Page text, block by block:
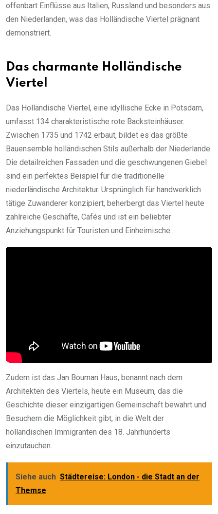
offenbart Einflüsse aus Italien, Russland und besonders aus
den Niederlanden, was das Holländische Viertel prägnant
demonstriert.
Das charmante Holländische
Viertel
Das Holländische Viertel, eine idyllische Ecke in Potsdam,
umfasst 134 charakteristische rote Backsteinhäuser.
Zwischen 1735 und 1742 erbaut, bildet es das größte
Bauensemble holländischen Stils außerhalb der Niederlande.
Die detailreichen Fassaden und die geschwungenen Giebel
sind ein perfektes Beispiel für die traditionelle
niederländische Architektur. Ursprünglich für handwerklich
tätige Zuwanderer konzipiert, beherbergt das Viertel heute
zahlreiche Geschäfte, Cafés und ist ein beliebter
Anziehungspunkt für Touristen und Einheimische.
Zudem ist das Jan Bouman Haus, benannt nach dem
Architekten des Viertels, heute ein Museum, das die
Geschichte dieser einzigartigen Gemeinschaft bewahrt und
Besuchern die Möglichkeit gibt, in die Welt der
holländischen Immigranten des 18. Jahrhunderts
einzutauchen.
Siehe auch Städtereise: London - die Stadt an der
Themse